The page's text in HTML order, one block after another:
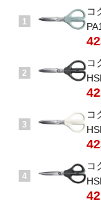
1
コ
2
コ
3
コ
4
コ